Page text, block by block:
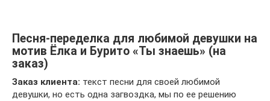
Песня-переделка для любимой девушки на
мотив Ёлка и Бурито «Ты знаешь» (на
заказ)
Заказ клиента: текст песни для своей любимой
девушки, но есть одна загвоздка, мы по ее решению